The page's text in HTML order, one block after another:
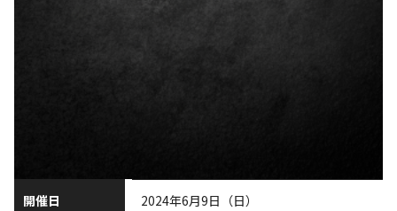
開催日 2024年6月9日（日）